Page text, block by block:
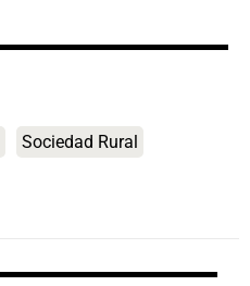
Sociedad Rural